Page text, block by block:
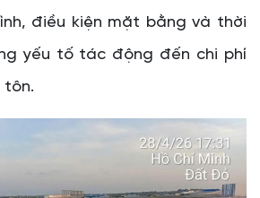
điều kiện mặt bằng và thời
yếu tố tác động đến chi phí
tôn.